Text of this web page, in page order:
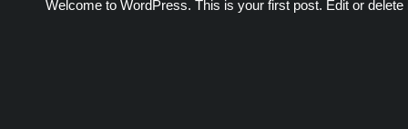
Welcome to WordPress. This is your first post. Edit or delete